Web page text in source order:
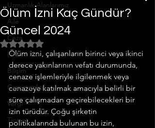
Uzmanlık Alanlarımız
Aile
Ceza
İcra ve İflas
Bilişim
Gayrimenkul
Vergi
Ticaret
Ölüm İzni Kaç Gündür?
Güncel 2024
5 üzerinden NaN yıldız
Ölüm izni, çalışanların birinci veya ikinci
derece yakınlarının vefatı durumunda,
cenaze işlemleriyle ilgilenmek veya
cenazeye katılmak amacıyla belirli bir
süre çalışmadan geçirebilecekleri bir
izin türüdür. Çoğu şirketin
politikalarında bulunan bu izin,